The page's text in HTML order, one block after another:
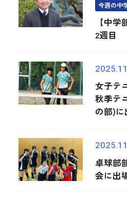
今週の中
【中学
2週目
女子テ
秋季テ
の部)に
卓球部
会に出